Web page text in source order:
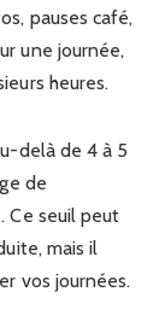
pauses café,
une journée,
heures.
delà de 4 à 5
de
Ce seuil peut
mais il
vos journées.